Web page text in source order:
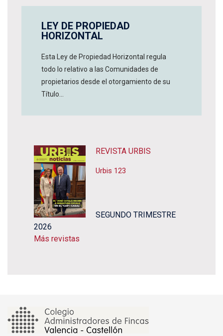
LEY DE PROPIEDAD
HORIZONTAL
Esta Ley de Propiedad Horizontal regula
todo lo relativo a las Comunidades de
propietarios desde el otorgamiento de su
Título...
REVISTA URBIS
Urbis 123
SEGUNDO TRIMESTRE
2026
Más revistas